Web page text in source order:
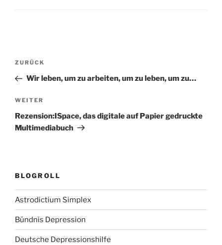
Beitragsnavigation
Vorheriger
Beitrag
ZURÜCK
Wir leben, um zu arbeiten, um zu leben, um zu…
Nächster
Beitrag
WEITER
Rezension:ISpace, das digitale auf Papier gedruckte
Multimediabuch
BLOGROLL
Astrodictium Simplex
Bündnis Depression
Deutsche Depressionshilfe